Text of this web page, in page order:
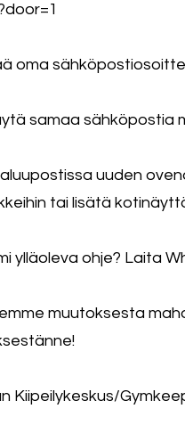
oma
samaa sähköpostia
uuden
tai lisätä
ylläoleva ohje? Laita
muutoksesta
Kiipeilykeskus/